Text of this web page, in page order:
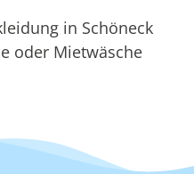
in Schöneck
oder Mietwäsche